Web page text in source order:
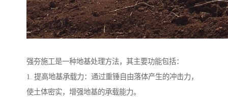
强夯施工是一种地基处理方法，其主要功能包括：
1. 提高地基承载力：通过重锤自由落体产生的冲击力，
使土体密实，增强地基的承载能力。